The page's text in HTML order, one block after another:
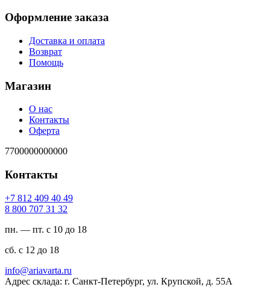
Оформление заказа
Доставка и оплата
Возврат
Помощь
Магазин
О нас
Контакты
Оферта
7700000000000
Контакты
94 04 904 218 7+
23 13 707 008 8
пн. — пт. с 10 до 18
сб. с 12 до 18
ur.atravaira@ofni
Адрес склада: г. Санкт-Петербург, ул. Крупской, д. 55А